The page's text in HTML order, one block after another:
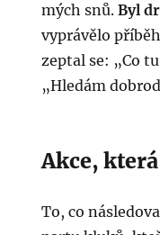
mých snů.Byl
vyprávělo
zeptal se: „Co
„Hledám
Akce,
To, co